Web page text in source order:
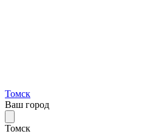
Томск
Ваш город
Томск